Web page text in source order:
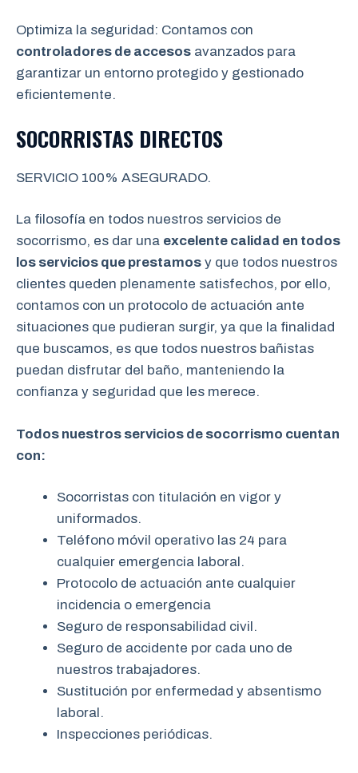
Optimiza la seguridad: Contamos con
controladores de accesos avanzados para
garantizar un entorno protegido y gestionado
eficientemente.
SOCORRISTAS DIRECTOS
SERVICIO 100% ASEGURADO.
La filosofía en todos nuestros servicios de
socorrismo, es dar una excelente calidad en todos
los servicios que prestamos y que todos nuestros
clientes queden plenamente satisfechos, por ello,
contamos con un protocolo de actuación ante
situaciones que pudieran surgir, ya que la finalidad
que buscamos, es que todos nuestros bañistas
puedan disfrutar del baño, manteniendo la
confianza y seguridad que les merece.
Todos nuestros servicios de socorrismo cuentan
con:
Socorristas con titulación en vigor y
uniformados.
Teléfono móvil operativo las 24 para
cualquier emergencia laboral.
Protocolo de actuación ante cualquier
incidencia o emergencia
Seguro de responsabilidad civil.
Seguro de accidente por cada uno de
nuestros trabajadores.
Sustitución por enfermedad y absentismo
laboral.
Inspecciones periódicas.